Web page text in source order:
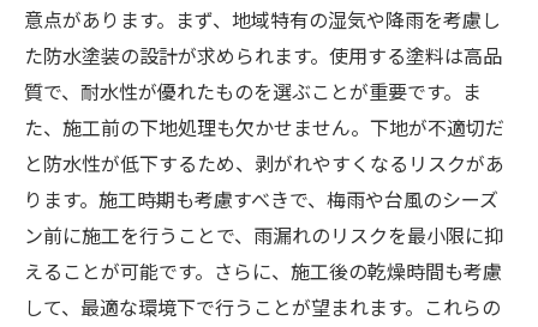
意点があります。まず、地域特有の湿気や降雨を考慮し
た防水塗装の設計が求められます。使用する塗料は高品
質で、耐水性が優れたものを選ぶことが重要です。ま
た、施工前の下地処理も欠かせません。下地が不適切だ
と防水性が低下するため、剥がれやすくなるリスクがあ
ります。施工時期も考慮すべきで、梅雨や台風のシーズ
ン前に施工を行うことで、雨漏れのリスクを最小限に抑
えることが可能です。さらに、施工後の乾燥時間も考慮
して、最適な環境下で行うことが望まれます。これらの